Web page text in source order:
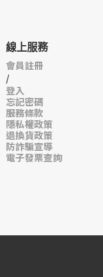
線上服務
會員註冊
/
登入
忘記密碼
服務條款
隱私權政策
退換貨政策
防詐騙宣導
電子發票查詢